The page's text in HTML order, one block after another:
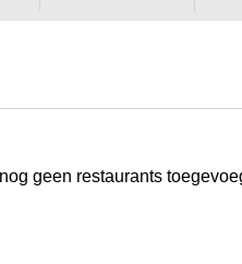
geen restaurants